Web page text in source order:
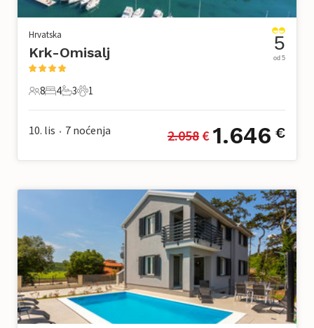
Hrvatska
Krk-Omisalj
8 Gosti
8
4 Spavaće sobe
4
3 Kupaonice
3
1 Kućni ljubimac
1
5
od 5
10. lis • 7 noćenja 2.058 € 1.646 €